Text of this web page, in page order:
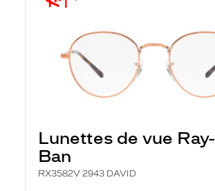
Lunettes de vue Ray-
Ban
RX3582V 2943 DAVID